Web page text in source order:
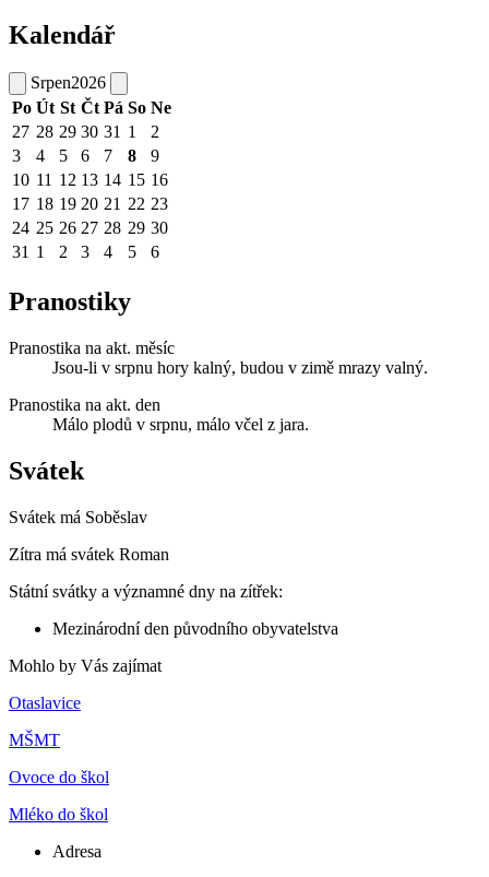
Kalendář
Srpen2026
Po Út St Čt Pá So Ne
27 28 29 30 31 1
2
3
4 5 6 7 8
9
10 11 12 13 14 15 16
17 18 19 20 21 22 23
24 25 26 27 28 29 30
31 1 2 3 4 5 6
Pranostiky
Pranostika na akt. měsíc
Jsou-li v srpnu hory kalný, budou v zimě mrazy valný.
Pranostika na akt. den
Málo plodů v srpnu, málo včel z jara.
Svátek
Svátek má Soběslav
Zítra má svátek Roman
Státní svátky a významné dny na zítřek:
Mezinárodní den původního obyvatelstva
Mohlo by Vás zajímat
Otaslavice
MŠMT
Ovoce do škol
Mléko do škol
Adresa